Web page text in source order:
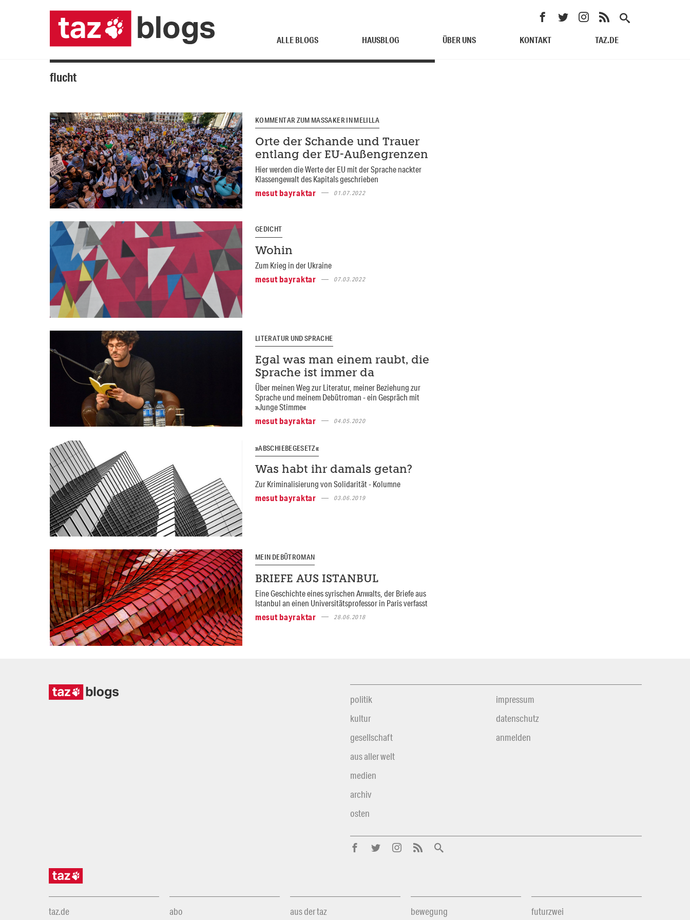
ALLE BLOGS HAUSBLOG ÜBER UNS KONTAKT TAZ.DE
flucht
KOMMENTAR ZUM MASSAKER IN MELILLA
Orte der Schande und Trauer
entlang der EU-Außengrenzen
Hier werden die Werte der EU mit der Sprache nackter
Klassengewalt des Kapitals geschrieben
mesut bayraktar
01.07.2022
GEDICHT
Wohin
Zum Krieg in der Ukraine
mesut bayraktar
07.03.2022
LITERATUR UND SPRACHE
Egal was man einem raubt, die
Sprache ist immer da
Über meinen Weg zur Literatur, meiner Beziehung zur
Sprache und meinem Debütroman - ein Gespräch mit
»Junge Stimme«
mesut bayraktar
04.05.2020
»ABSCHIEBEGESETZ«
Was habt ihr damals getan?
Zur Kriminalisierung von Solidarität - Kolumne
mesut bayraktar
03.06.2019
MEIN DEBÜTROMAN
BRIEFE AUS ISTANBUL
Eine Geschichte eines syrischen Anwalts, der Briefe aus
Istanbul an einen Universitätsprofessor in Paris verfasst
mesut bayraktar
28.06.2018
politik
kultur
gesellschaft
aus aller welt
medien
archiv
osten
impressum
datenschutz
anmelden
taz.de abo aus der taz bewegung futurzwei